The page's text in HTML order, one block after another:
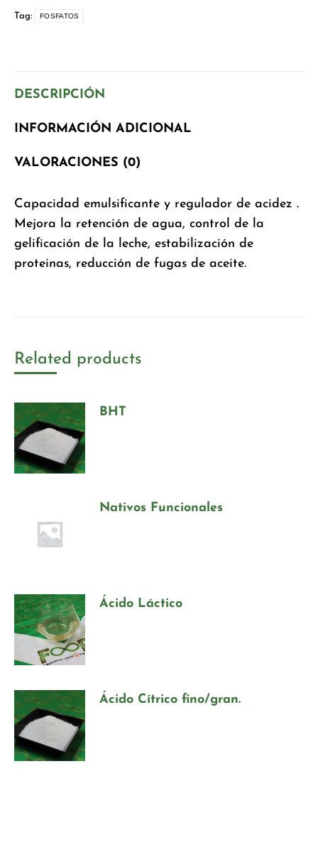
Tag: FOSFATOS
DESCRIPCIÓN
INFORMACIÓN ADICIONAL
VALORACIONES (0)
Capacidad emulsificante y regulador de acidez .
Mejora la retención de agua, control de la
gelificación de la leche, estabilización de
proteinas, reducción de fugas de aceite.
Related products
BHT
Nativos Funcionales
Ácido Láctico
Ácido Cítrico fino/gran.